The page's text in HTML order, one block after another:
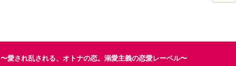
〜愛され乱される、オトナの恋。溺愛主義の恋愛レーベル〜